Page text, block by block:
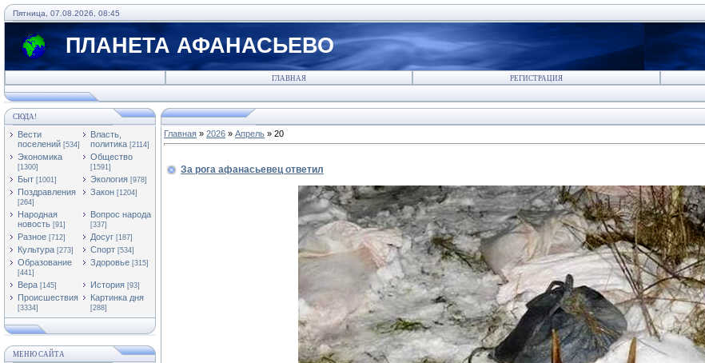
Пятница, 07.08.2026, 08:45
ПЛАНЕТА АФАНАСЬЕВО
ГЛАВНАЯ РЕГИСТРАЦИЯ
СЮДА!
Вести
поселений [534]
Власть,
политика [2114]
Экономика
[1300]
Общество
[1591]
Быт [1001] Экология [978]
Поздравления
[264]
Закон [1204]
Народная
новость [91]
Вопрос народа
[337]
Разное [712] Досуг [187]
Культура [273] Спорт [534]
Образование
[441]
Здоровье [315]
Вера [145] История [93]
Происшествия
[3334]
Картинка дня
[288]
МЕНЮ САЙТА
Главная » 2026 » Апрель » 20
За рога афанасьевец ответил